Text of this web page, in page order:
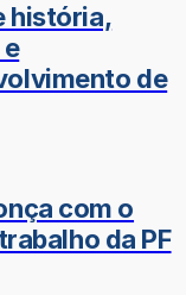
história,
de
com o
da PF